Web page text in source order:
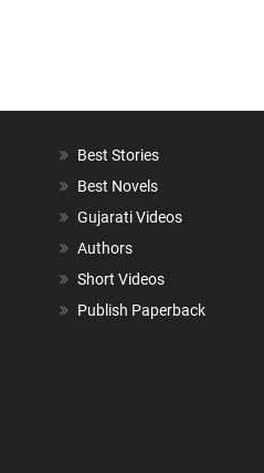
Best Stories
Best Novels
Gujarati Videos
Authors
Short Videos
Publish Paperback